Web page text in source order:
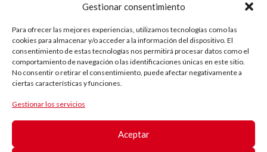
Gestionar consentimiento
Para ofrecer las mejores experiencias, utilizamos tecnologías como las
cookies para almacenar y/o acceder a la información del dispositivo. El
consentimiento de estas tecnologías nos permitirá procesar datos como el
comportamiento de navegación o las identificaciones únicas en este sitio.
No consentir o retirar el consentimiento, puede afectar negativamente a
ciertas características y funciones.
Gestionar los servicios
Aceptar
El camino